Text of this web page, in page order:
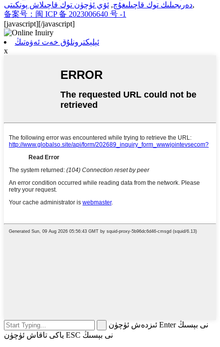
دەرىجىلىك توك قاچىلىغۇچ, ئۆي ئۈچۈن توك قاچىلاش پونكىتى
,
备案号：闽 ICP 备 2023006640 号 -1
[javascript][/javascript]
ئېلېكترونلۇق خەت ئەۋەتىڭ
x
ئىزدەش ئۈچۈن Enter نى بېسىڭ
ياكى تاقاش ئۈچۈن ESC نى بېسىڭ